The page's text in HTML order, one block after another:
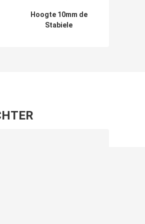
Hoogte 10mm de
Stabiele